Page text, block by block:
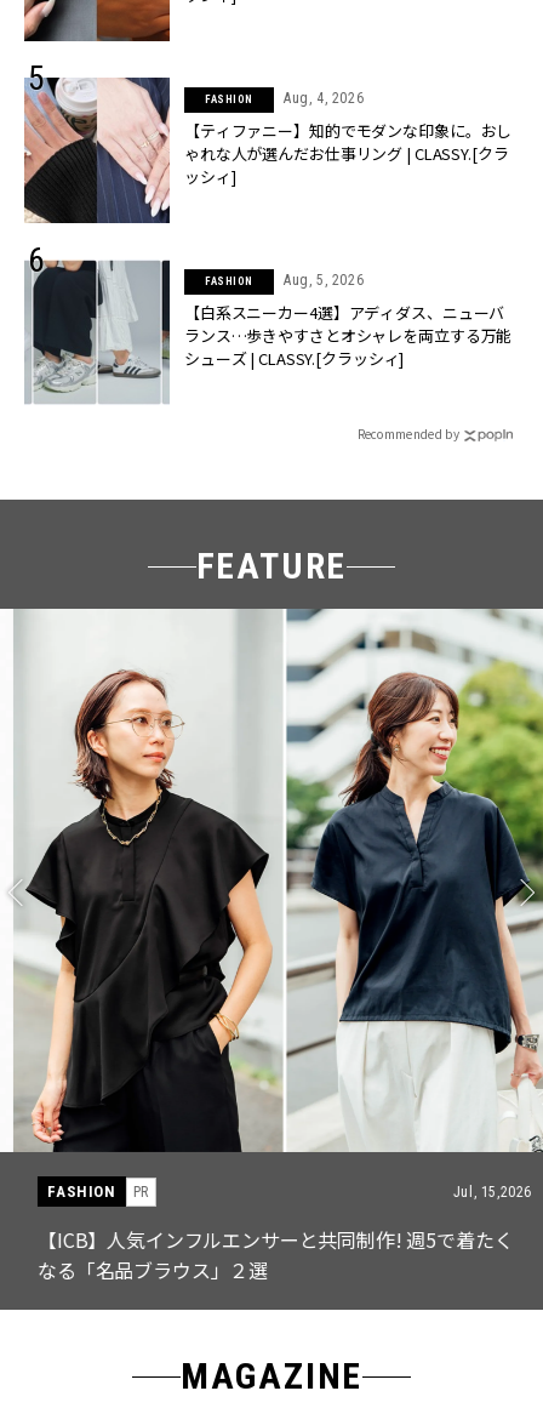
FASHION Aug, 4, 2026
【ティファニー】知的でモダンな印象に。おし
ゃれな人が選んだお仕事リング | CLASSY.[クラ
ッシィ]
FASHION Aug, 5, 2026
【白系スニーカー4選】アディダス、ニューバ
ランス…歩きやすさとオシャレを両立する万能
シューズ | CLASSY.[クラッシィ]
Recommended by
FEATURE
FASHION Jul, 15,2026
【ICB】人気インフルエンサーと共同制作! 週5で着たく
なる「名品ブラウス」２選
MAGAZINE